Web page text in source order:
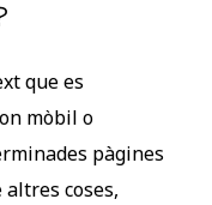
que es
mòbil o
pàgines
coses,